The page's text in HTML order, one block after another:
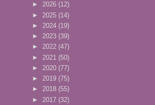
► 2026 (12)
► 2025 (14)
► 2024 (19)
► 2023 (39)
► 2022 (47)
► 2021 (50)
► 2020 (77)
► 2019 (75)
► 2018 (55)
► 2017 (32)